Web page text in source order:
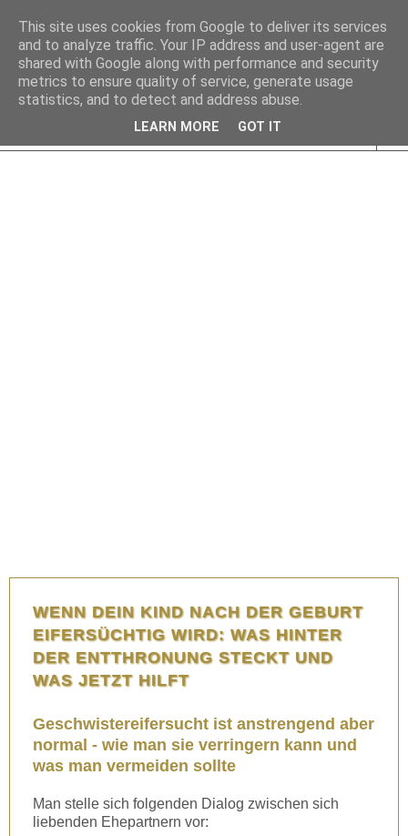
WENN DEIN KIND NACH DER GEBURT
EIFERSÜCHTIG WIRD: WAS HINTER
DER ENTTHRONUNG STECKT UND
WAS JETZT HILFT
Geschwistereifersucht ist anstrengend aber
normal - wie man sie verringern kann und
was man vermeiden sollte
Man stelle sich folgenden Dialog zwischen sich
liebenden Ehepartnern vor:
This site uses cookies from Google to deliver its services
and to analyze traffic. Your IP address and user-agent are
shared with Google along with performance and security
metrics to ensure quality of service, generate usage
statistics, and to detect and address abuse.
LEARN MORE GOT IT